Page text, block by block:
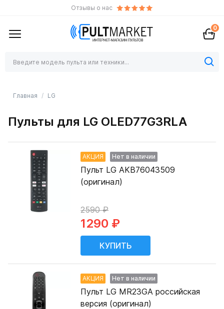
Отзывы о нас
0
Главная LG
Пульты для LG OLED77G3RLA
АКЦИЯ Нет в наличии
Пульт LG AKB76043509
(оригинал)
2590 ₽
1290 ₽
АКЦИЯ Нет в наличии
Пульт LG MR23GA российская
версия (оригинал)